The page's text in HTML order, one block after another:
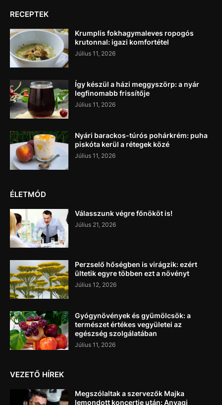
RECEPTEK
Krumplis fokhagymaleves ropogós
krutonnal: igazi komfortétel
Július 11, 2026
Így készül a házi meggyszörp: a nyár
legfinomabb frissítője
Július 11, 2026
Nyári barackos-túrós pohárkrém: puha
piskóta kerül a rétegek közé
Július 11, 2026
ÉLETMÓD
Válasszunk végre főnököt is!
Július 21, 2026
Perzselő hőségben is virágzik: ezért
ültetik egyre többen ezt a növényt
Július 12, 2026
Gyógynövények és gyümölcsök: a
természet értékes vegyületei az
egészség szolgálatában
Július 11, 2026
VEZETŐ HÍREK
Megszólaltak a szervezők Majka
lemondott koncertje után: Anyagi